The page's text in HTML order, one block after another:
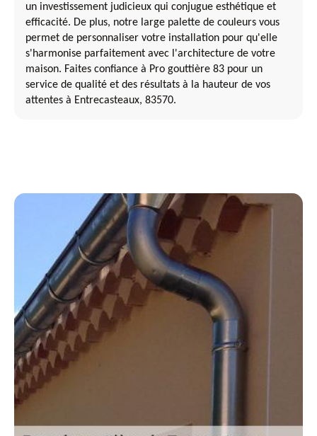
un investissement judicieux qui conjugue esthétique et
efficacité. De plus, notre large palette de couleurs vous
permet de personnaliser votre installation pour qu'elle
s'harmonise parfaitement avec l'architecture de votre
maison. Faites confiance à Pro gouttière 83 pour un
service de qualité et des résultats à la hauteur de vos
attentes à Entrecasteaux, 83570.